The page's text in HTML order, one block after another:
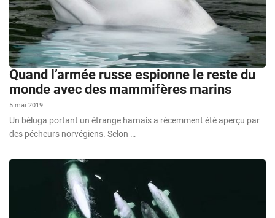
Quand l’armée russe espionne le reste du
monde avec des mammifères marins
5 mai 2019
Un béluga portant un étrange harnais a récemment été aperçu par
des pécheurs norvégiens. Selon …